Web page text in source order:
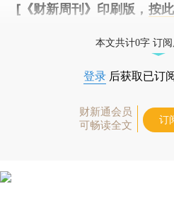
[《财新周刊》印刷版， 按
本文共计0字 订
登录 后获取已订
财新通会员
可畅读全文
订